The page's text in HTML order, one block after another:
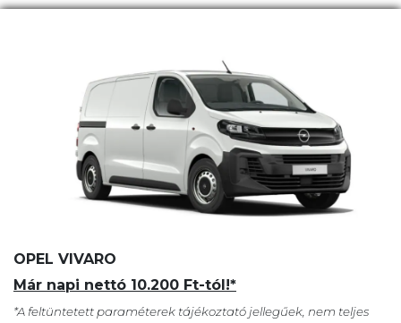
OPEL VIVARO
Már napi nettó 10.200 Ft-tól!*
*A feltüntetett paraméterek tájékoztató jellegűek, nem teljes